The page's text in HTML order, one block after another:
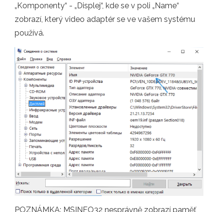
„Komponenty“ - „Displej“, kde se v poli „Name“
zobrazí, který video adaptér se ve vašem systému
používá.
POZNÁMKA: MSINFO32 nesprávně zobrazí paměť